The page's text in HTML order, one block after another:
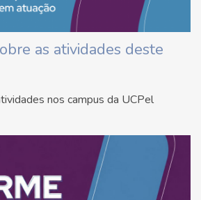
as atividades deste
nos campus da UCPel